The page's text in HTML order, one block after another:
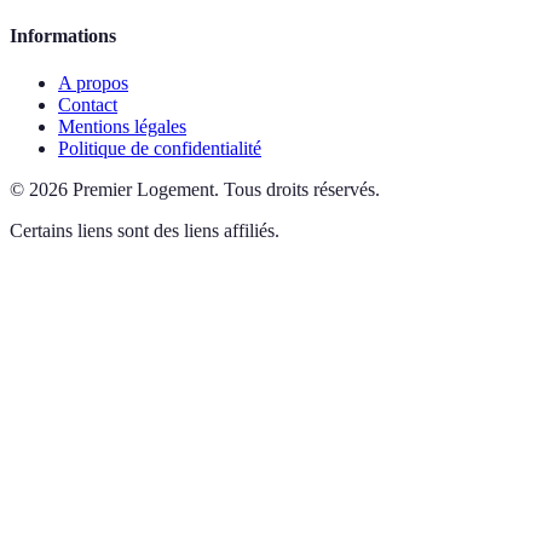
Informations
A propos
Contact
Mentions légales
Politique de confidentialité
© 2026 Premier Logement. Tous droits réservés.
Certains liens sont des liens affiliés.